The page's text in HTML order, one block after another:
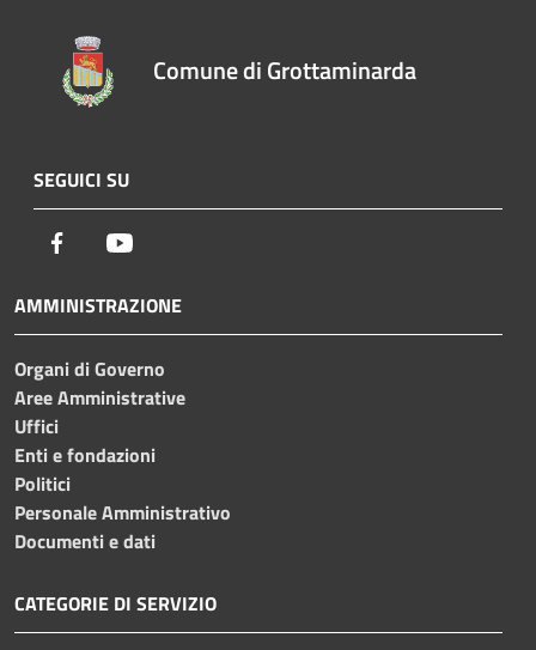
Comune di Grottaminarda
SEGUICI SU
Facebook
AMMINISTRAZIONE
Organi di Governo
Aree Amministrative
Uffici
Enti e fondazioni
Politici
Personale Amministrativo
Documenti e dati
CATEGORIE DI SERVIZIO